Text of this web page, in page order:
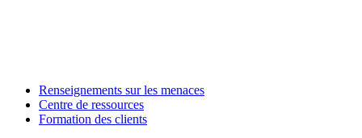
Renseignements sur les menaces
Centre de ressources
Formation des clients